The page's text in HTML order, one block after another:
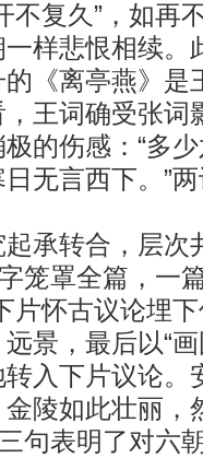
不复久”，如再
样悲恨相续。
《离亭燕》是
王词确受张词
的伤感：“多
无言西下。”
转合，层次
字笼罩全篇，一
片怀古议论埋
景，最后以“
入下片议论
陵如此壮丽
句表明了对六